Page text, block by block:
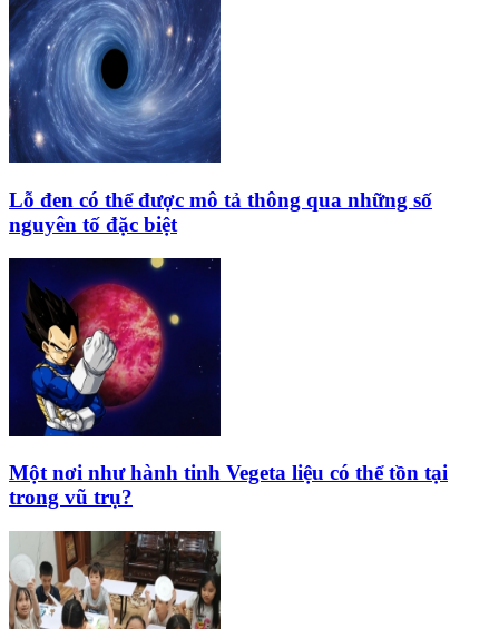
Lỗ đen có thể được mô tả thông qua những số
nguyên tố đặc biệt
Một nơi như hành tinh Vegeta liệu có thể tồn tại
trong vũ trụ?